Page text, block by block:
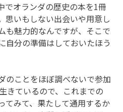
でオランダの歴史の本を1冊
思いもしない出会いや用意し
も魅力的なんですが、そこで
自分の準備はしておいたほう
のことをほぼ調べないで参加
きているので、これまでの
てみて、果たして通用するか